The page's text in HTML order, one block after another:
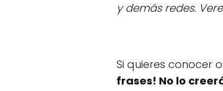
y demás redes.
Si quieres conocer
frases! No lo